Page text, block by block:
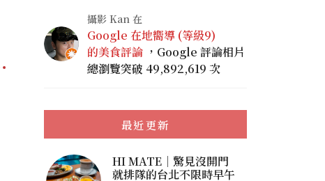
攝影 Kan 在
Google 在地嚮導 (等級9)
的美食評論 ，Google 評論相片
總瀏覽突破 49,892,619 次
最近更新
HI MATE｜驚見沒開門
就排隊的台北不限時早午